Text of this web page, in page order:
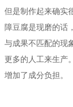
但是制作起来确实
障豆腐是现磨的话
与成果不匹配的现
更多的人工来生产
增加了成分负担。